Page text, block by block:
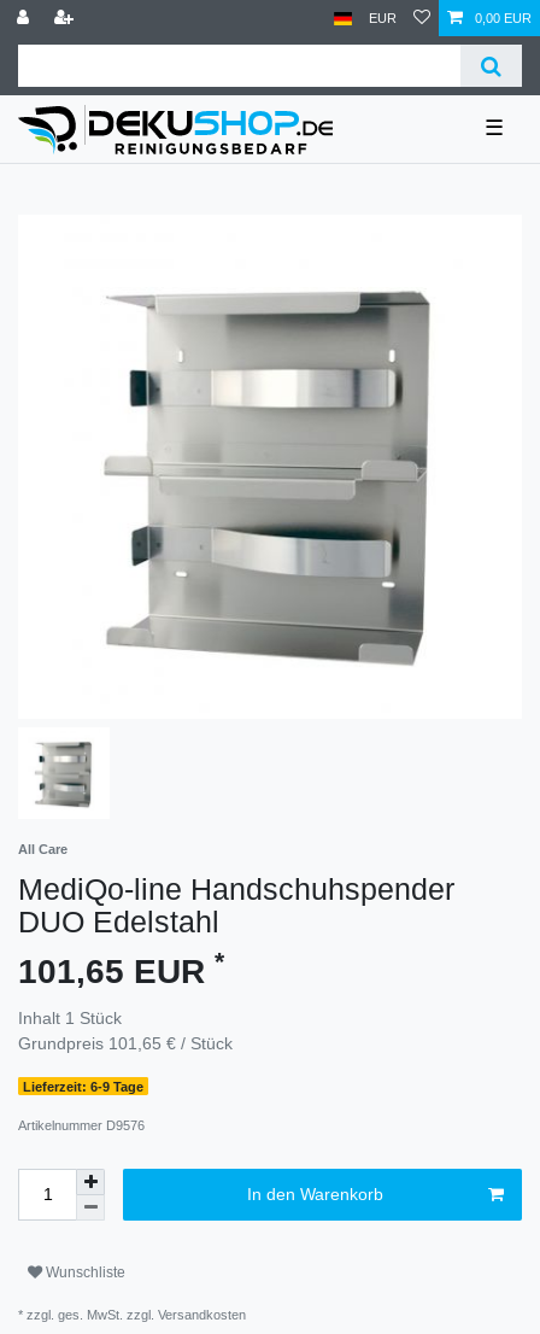
EUR 0,00 EUR
☰
All Care
MediQo-line Handschuhspender
DUO Edelstahl
101,65 EUR *
Inhalt 1 Stück
Grundpreis 101,65 € / Stück
Lieferzeit: 6-9 Tage
Artikelnummer D9576
In den Warenkorb
Wunschliste
* zzgl. ges. MwSt. zzgl. Versandkosten